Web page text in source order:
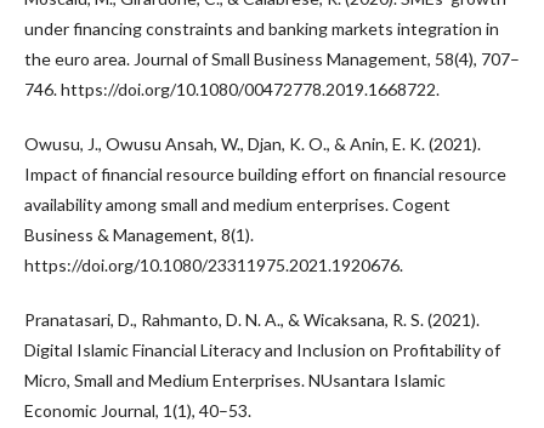
under financing constraints and banking markets integration in
the euro area. Journal of Small Business Management, 58(4), 707–
746. https://doi.org/10.1080/00472778.2019.1668722.
Owusu, J., Owusu Ansah, W., Djan, K. O., & Anin, E. K. (2021).
Impact of financial resource building effort on financial resource
availability among small and medium enterprises. Cogent
Business & Management, 8(1).
https://doi.org/10.1080/23311975.2021.1920676.
Pranatasari, D., Rahmanto, D. N. A., & Wicaksana, R. S. (2021).
Digital Islamic Financial Literacy and Inclusion on Profitability of
Micro, Small and Medium Enterprises. NUsantara Islamic
Economic Journal, 1(1), 40–53.